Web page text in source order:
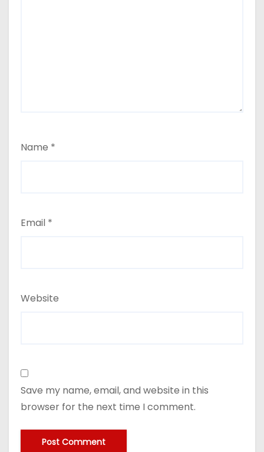
Name *
Email *
Website
Save my name, email, and website in this
browser for the next time I comment.